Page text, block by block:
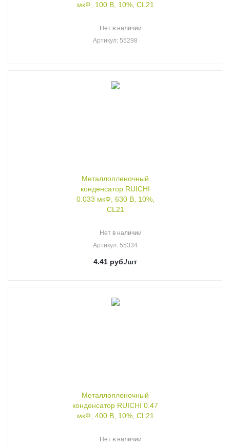
мкФ, 100 В, 10%, CL21
Нет в наличии
Артикул: 55298
Металлопленочный
конденсатор RUICHI
0.033 мкФ, 630 В, 10%,
CL21
Нет в наличии
Артикул: 55334
4.41 руб./шт
Металлопленочный
конденсатор RUICHI 0.47
мкФ, 400 В, 10%, CL21
Нет в наличии